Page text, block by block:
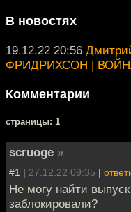
В новостях
19.12.22 20:56
ФРИДРИХСОН |
Комментарии
cтраницы: 1
scruoge »
#1 | 27.12.22 09:35 |
Не могу найти
заблокировали?